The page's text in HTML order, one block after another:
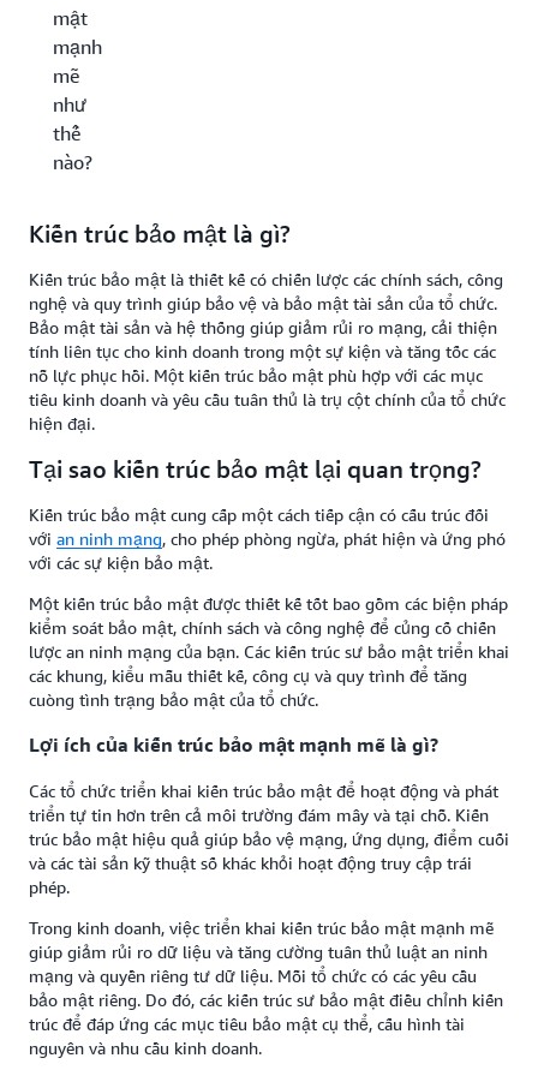
mật
mạnh
mẽ
như
thế
nào?
Kiến trúc bảo mật là gì?
Kiến trúc bảo mật là thiết kế có chiến lược các chính sách, công
nghệ và quy trình giúp bảo vệ và bảo mật tài sản của tổ chức.
Bảo mật tài sản và hệ thống giúp giảm rủi ro mạng, cải thiện
tính liên tục cho kinh doanh trong một sự kiện và tăng tốc các
nỗ lực phục hồi. Một kiến trúc bảo mật phù hợp với các mục
tiêu kinh doanh và yêu cầu tuân thủ là trụ cột chính của tổ chức
hiện đại.
Tại sao kiến trúc bảo mật lại quan trọng?
Kiến trúc bảo mật cung cấp một cách tiếp cận có cấu trúc đối
với an ninh mạng, cho phép phòng ngừa, phát hiện và ứng phó
với các sự kiện bảo mật.
Một kiến trúc bảo mật được thiết kế tốt bao gồm các biện pháp
kiểm soát bảo mật, chính sách và công nghệ để củng cố chiến
lược an ninh mạng của bạn. Các kiến trúc sư bảo mật triển khai
các khung, kiểu mẫu thiết kế, công cụ và quy trình để tăng
cuòng tình trạng bảo mật của tổ chức.
Lợi ích của kiến trúc bảo mật mạnh mẽ là gì?
Các tổ chức triển khai kiến trúc bảo mật để hoạt động và phát
triển tự tin hơn trên cả môi trường đám mây và tại chỗ. Kiến
trúc bảo mật hiệu quả giúp bảo vệ mạng, ứng dụng, điểm cuối
và các tài sản kỹ thuật số khác khỏi hoạt động truy cập trái
phép.
Trong kinh doanh, việc triển khai kiến trúc bảo mật mạnh mẽ
giúp giảm rủi ro dữ liệu và tăng cường tuân thủ luật an ninh
mạng và quyền riêng tư dữ liệu. Mỗi tổ chức có các yêu cầu
bảo mật riêng. Do đó, các kiến trúc sư bảo mật điều chỉnh kiến
trúc để đáp ứng các mục tiêu bảo mật cụ thể, cấu hình tài
nguyên và nhu cầu kinh doanh.